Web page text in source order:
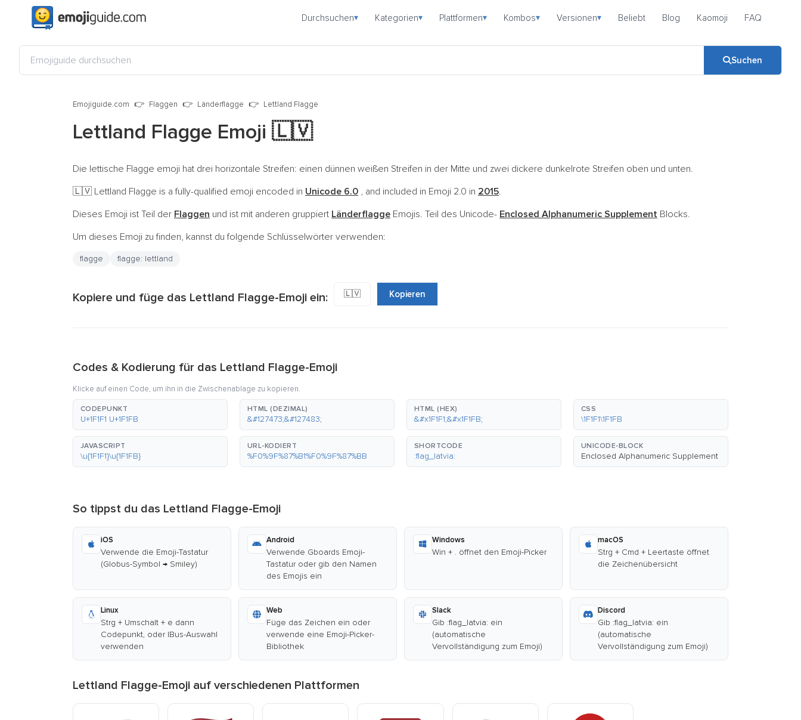
Durchsuchen▾ Kategorien▾ Plattformen▾ Kombos▾ Versionen▾ Beliebt Blog Kaomoji FAQ
Suchen
Emojiguide.com Flaggen Länderflagge Lettland Flagge
Lettland Flagge Emoji 🇱🇻
Die lettische Flagge emoji hat drei horizontale Streifen: einen dünnen weißen Streifen in der Mitte und zwei dickere dunkelrote Streifen oben und unten.
🇱🇻 Lettland Flagge is a fully-qualified emoji encoded in Unicode 6.0 , and included in Emoji 2.0 in 2015.
Dieses Emoji ist Teil der Flaggen und ist mit anderen gruppiert Länderflagge Emojis. Teil des Unicode- Enclosed Alphanumeric Supplement Blocks.
Um dieses Emoji zu finden, kannst du folgende Schlüsselwörter verwenden:
flagge flagge: lettland
Kopiere und füge das Lettland Flagge-Emoji ein: 🇱🇻 Kopieren
Codes & Kodierung für das Lettland Flagge-Emoji
Klicke auf einen Code, um ihn in die Zwischenablage zu kopieren.
CODEPUNKT
U+1F1F1 U+1F1FB
HTML (DEZIMAL)
&#127473;&#127483;
HTML (HEX)
&#x1F1F1;&#x1F1FB;
CSS
\1F1F1\1F1FB
JAVASCRIPT
\u{1F1F1}\u{1F1FB}
URL-KODIERT
%F0%9F%87%B1%F0%9F%87%BB
SHORTCODE
:flag_latvia:
UNICODE-BLOCK
Enclosed Alphanumeric Supplement
So tippst du das Lettland Flagge-Emoji
iOS
Verwende die Emoji-Tastatur
(Globus-Symbol → Smiley)
Android
Verwende Gboards Emoji-
Tastatur oder gib den Namen
des Emojis ein
Windows
Win + . öffnet den Emoji-Picker
macOS
Strg + Cmd + Leertaste öffnet
die Zeichenübersicht
Linux
Strg + Umschalt + e dann
Codepunkt, oder IBus-Auswahl
verwenden
Web
Füge das Zeichen ein oder
verwende eine Emoji-Picker-
Bibliothek
Slack
Gib :flag_latvia: ein
(automatische
Vervollständigung zum Emoji)
Discord
Gib :flag_latvia: ein
(automatische
Vervollständigung zum Emoji)
Lettland Flagge-Emoji auf verschiedenen Plattformen